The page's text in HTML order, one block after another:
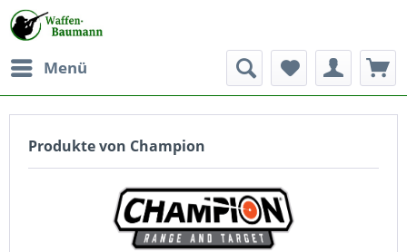
Menü
Produkte von Champion